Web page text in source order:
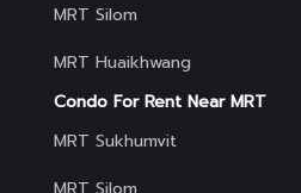
MRT Silom
MRT Huaikhwang
Condo For Rent Near MRT
MRT Sukhumvit